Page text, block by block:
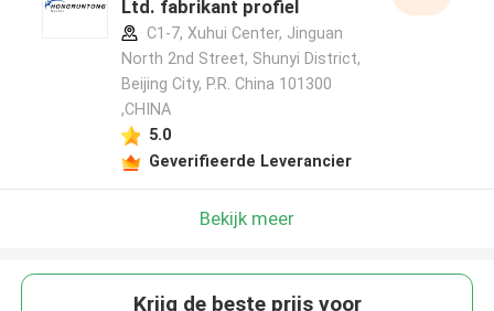
Ltd. fabrikant profiel
C1-7, Xuhui Center, Jinguan
North 2nd Street, Shunyi District,
Beijing City, P.R. China 101300
,CHINA
5.0
Geverifieerde Leverancier
Bekijk meer
Krijg de beste prijs voor